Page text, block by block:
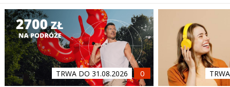
TRWA DO 31.08.2026